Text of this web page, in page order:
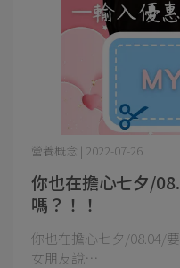
你也在擔心七夕/
嗎？！！
營養概念 | 2022-07-26
你也在擔心七夕/08.04/
女朋友說⋯